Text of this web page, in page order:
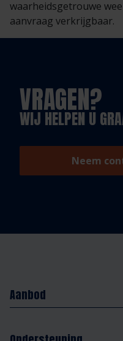
waarheidsgetrouwe
aanvraag verkrijgbaar.
VRAGEN?
WIJ HELPEN U
Neem
Aanbod